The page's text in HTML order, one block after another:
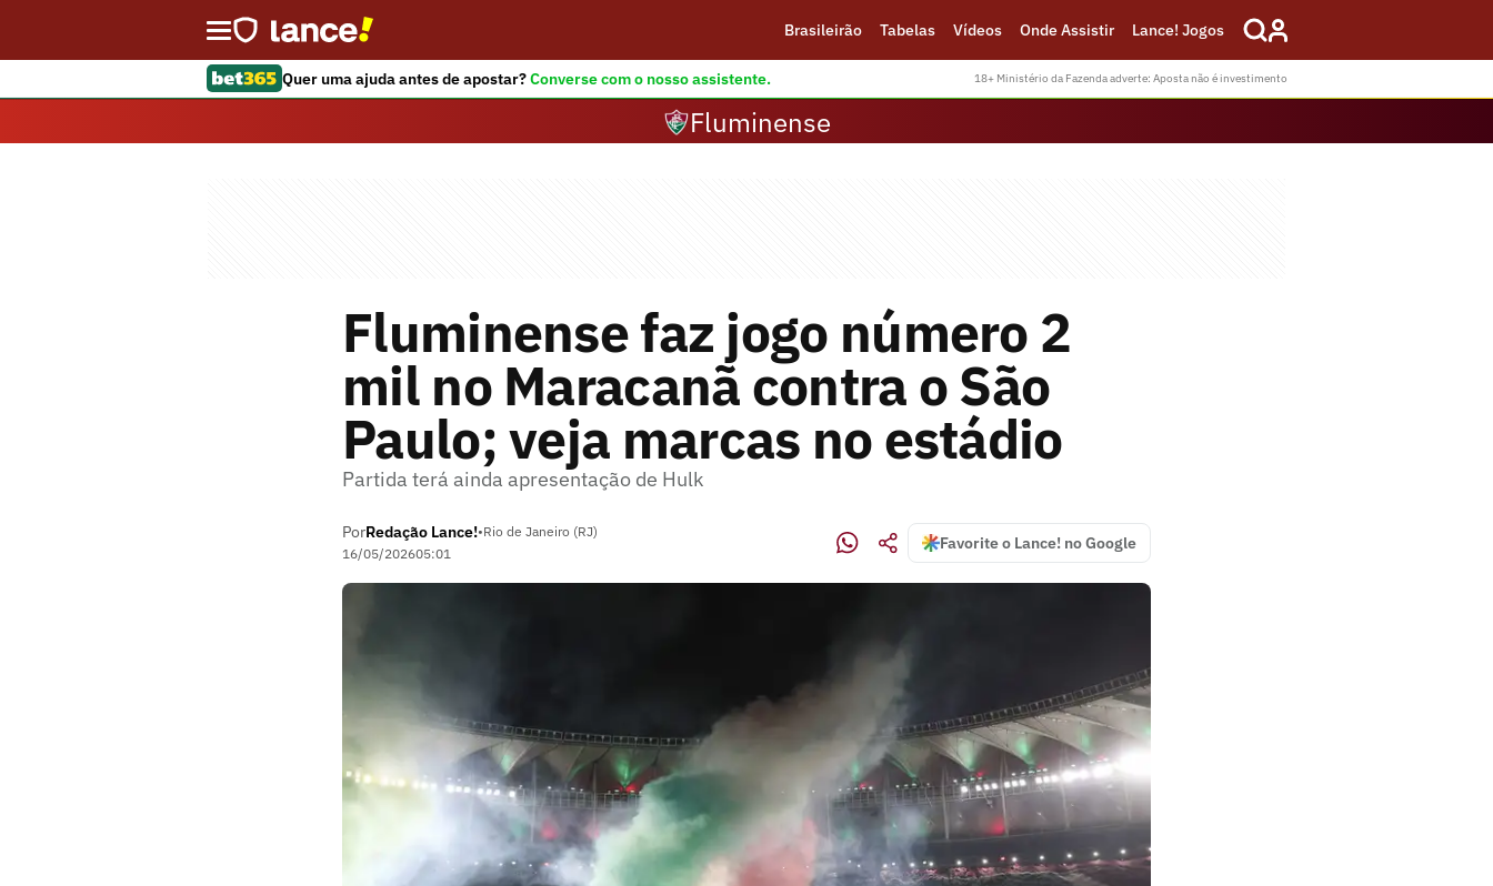
Brasileirão Tabelas Vídeos Onde Assistir Lance! Jogos
Quer uma ajuda antes de apostar?Converse com o nosso assistente. 18+ Ministério da Fazenda adverte: Aposta não é investimento
Fluminense
Fluminense faz jogo número 2
mil no Maracanã contra o São
Paulo; veja marcas no estádio
Partida terá ainda apresentação de Hulk
PorRedação Lance!•Rio de Janeiro (RJ)
16/05/202605:01
Favorite o Lance! no Google